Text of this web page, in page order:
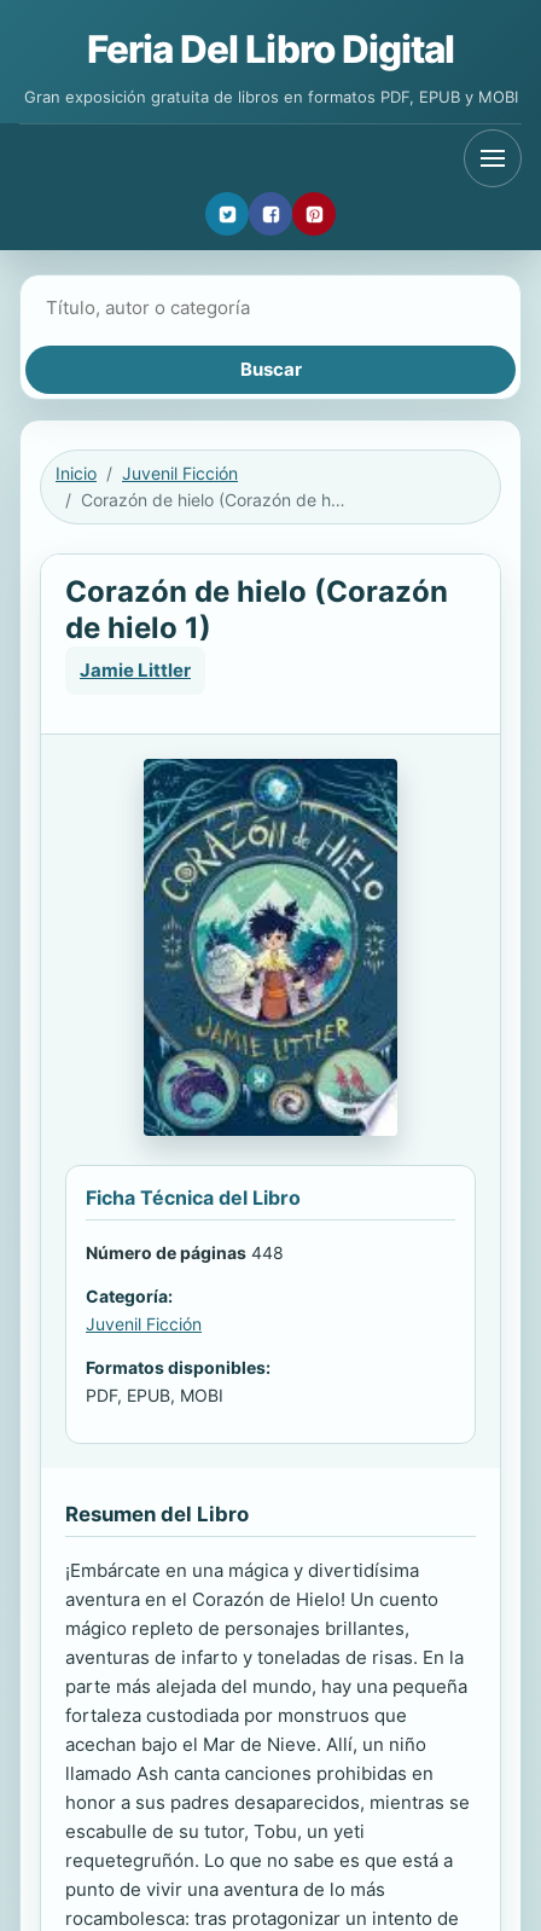
Feria Del Libro Digital
Gran exposición gratuita de libros en formatos PDF, EPUB y MOBI
Inicio
Juvenil Ficción
Corazón de hielo (Corazón de hielo 1)
Corazón de hielo (Corazón
de hielo 1)
Jamie Littler
Ficha Técnica del Libro
Número de páginas 448
Categoría:
Juvenil Ficción
Formatos disponibles:
PDF, EPUB, MOBI
Resumen del Libro
¡Embárcate en una mágica y divertidísima
aventura en el Corazón de Hielo! Un cuento
mágico repleto de personajes brillantes,
aventuras de infarto y toneladas de risas. En la
parte más alejada del mundo, hay una pequeña
fortaleza custodiada por monstruos que
acechan bajo el Mar de Nieve. Allí, un niño
llamado Ash canta canciones prohibidas en
honor a sus padres desaparecidos, mientras se
escabulle de su tutor, Tobu, un yeti
requetegruñón. Lo que no sabe es que está a
punto de vivir una aventura de lo más
rocambolesca: tras protagonizar un intento de